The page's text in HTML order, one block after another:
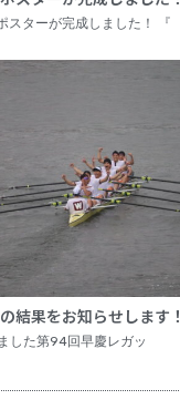
スターが完成しました！ 『
結果をお知らせします！
した第94回早慶レガッ